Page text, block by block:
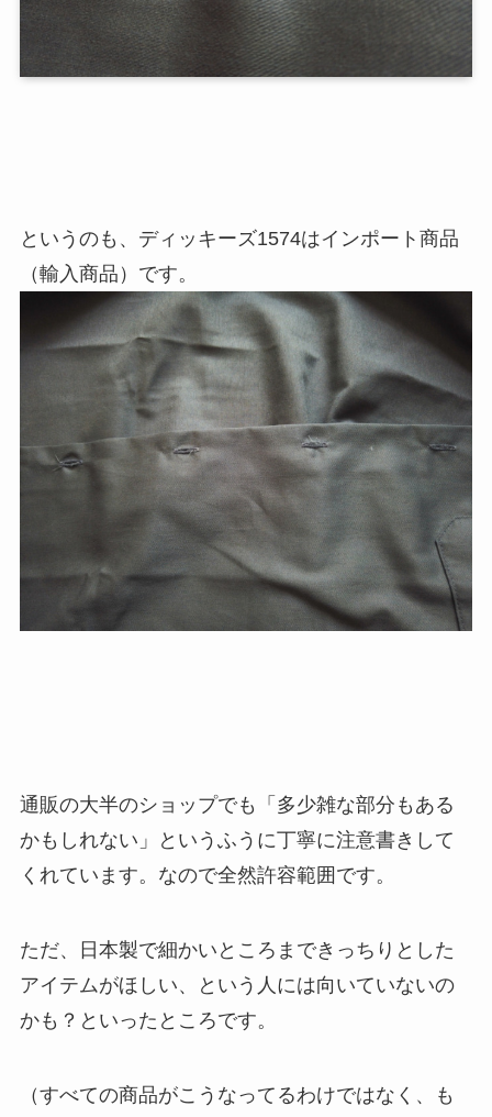
というのも、ディッキーズ1574はインポート商品
（輸入商品）です。
通販の大半のショップでも「多少雑な部分もある
かもしれない」というふうに丁寧に注意書きして
くれています。なので全然許容範囲です。
ただ、日本製で細かいところまできっちりとした
アイテムがほしい、という人には向いていないの
かも？といったところです。
（すべての商品がこうなってるわけではなく、も